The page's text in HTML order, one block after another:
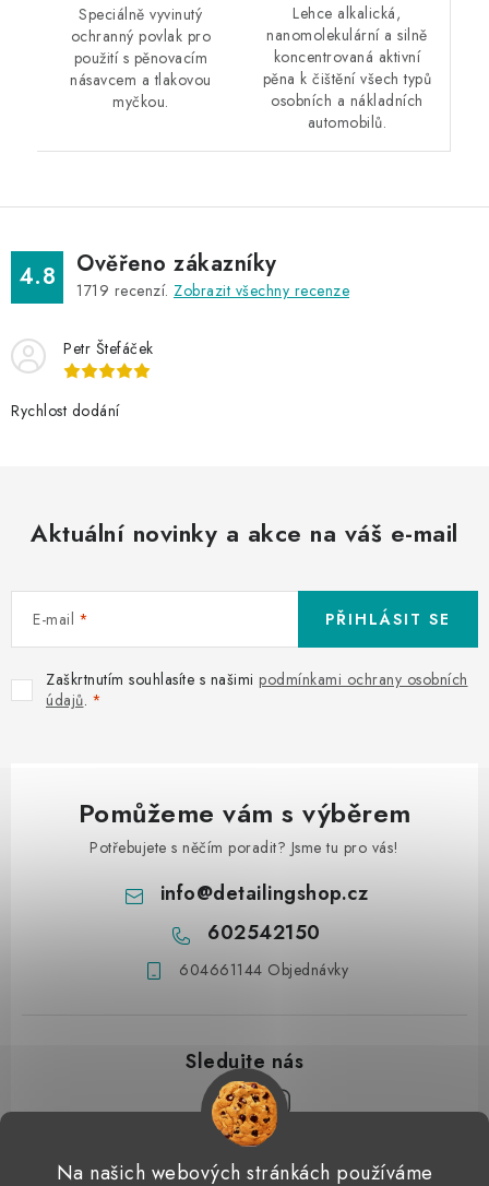
Na našich webových stránkách používáme
Speciálně vyvinutý
ochranný povlak pro
použití s ​​pěnovacím
násavcem a tlakovou
myčkou.
Lehce alkalická,
nanomolekulární a silně
koncentrovaná aktivní
pěna k čištění všech typů
osobních a nákladních
automobilů.
4.8 Ověřeno zákazníky
1719 recenzí. Zobrazit všechny recenze
Petr Štefáček
Rychlost dodání
Aktuální novinky a akce na váš e-mail
E-mail
Zaškrtnutím souhlasíte s našimi podmínkami ochrany osobních
údajů.
PŘIHLÁSIT SE
Pomůžeme vám s výběrem
Potřebujete s něčím poradit? Jsme tu pro vás!
info@detailingshop.cz
602542150
604661144 Objednávky